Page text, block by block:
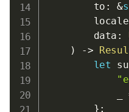
        to
: &
        locale
        data
:
)
->
let
            _
} ;